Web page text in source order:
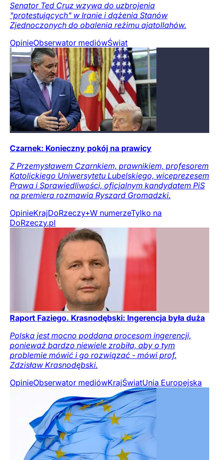
Senator Ted Cruz wzywa do uzbrojenia
"protestujących" w Iranie i dążenia Stanów
Zjednoczonych do obalenia reżimu ajatollahów.
OpinieObserwator mediówŚwiat
Czarnek: Konieczny pokój na prawicy
Z Przemysławem Czarnkiem, prawnikiem, profesorem
Katolickiego Uniwersytetu Lubelskiego, wiceprezesem
Prawa i Sprawiedliwości, oficjalnym kandydatem PiS
na premiera rozmawia Ryszard Gromadzki.
OpinieKrajDoRzeczy+W numerzeTylko na
DoRzeczy.pl
Raport Faziego. Krasnodębski: Ingerencja była duża
Polska jest mocno poddana procesom ingerencji,
ponieważ bardzo niewiele zrobiła, aby o tym
problemie mówić i go rozwiązać - mówi prof.
Zdzisław Krasnodębski.
OpinieObserwator mediówKrajŚwiatUnia Europejska